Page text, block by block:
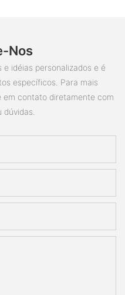
Nos
idéias personalizados e é
específicos. Para mais
em contato diretamente com